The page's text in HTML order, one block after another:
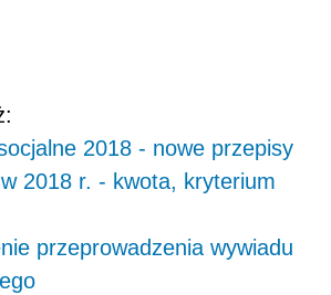
2018 - nowe przepisy
w 2018 r. - kwota, kryterium
przeprowadzenia wywiadu